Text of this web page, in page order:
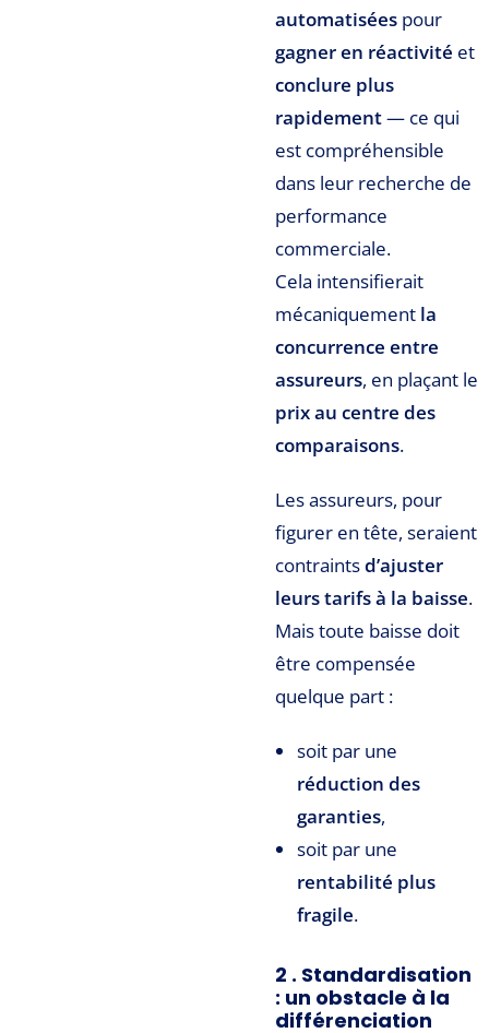
automatiséespour
gagner en réactivité et
conclure plus
rapidement— ce qui
est compréhensible
dans leur recherche de
performance
commerciale.
Cela intensifierait
mécaniquement la
concurrence entre
assureurs, en plaçant le
prix au centre des
comparaisons.
Les assureurs, pour
figurer en tête, seraient
contraintsd’ajuster
leurs tarifs à la baisse.
Mais toute baisse doit
être compensée
quelque part :
soit par une
réduction des
garanties,
soit par une
rentabilité plus
fragile.
2 . Standardisation
: un obstacle à la
différenciation